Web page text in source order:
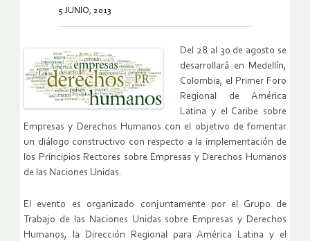
5 JUNIO, 2013
Del 28 al 30 de agosto se
desarrollará en Medellín,
Colombia, el Primer Foro
Regional de América
Latina y el Caribe sobre
Empresas y Derechos Humanos con el objetivo de fomentar
un diálogo constructivo con respecto a la implementación de
los Principios Rectores sobre Empresas y Derechos Humanos
de las Naciones Unidas.
El evento es organizado conjuntamente por el Grupo de
Trabajo de las Naciones Unidas sobre Empresas y Derechos
Humanos, la Dirección Regional para América Latina y el